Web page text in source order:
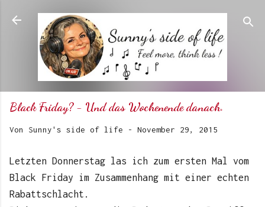
Direkt zum Hauptbereich
Black Friday? - Und das Wochenende danach.
Von Sunny's side of life - November 29, 2015
Letzten Donnerstag las ich zum ersten Mal vom
Black Friday im Zusammenhang mit einer echten
Rabattschlacht.